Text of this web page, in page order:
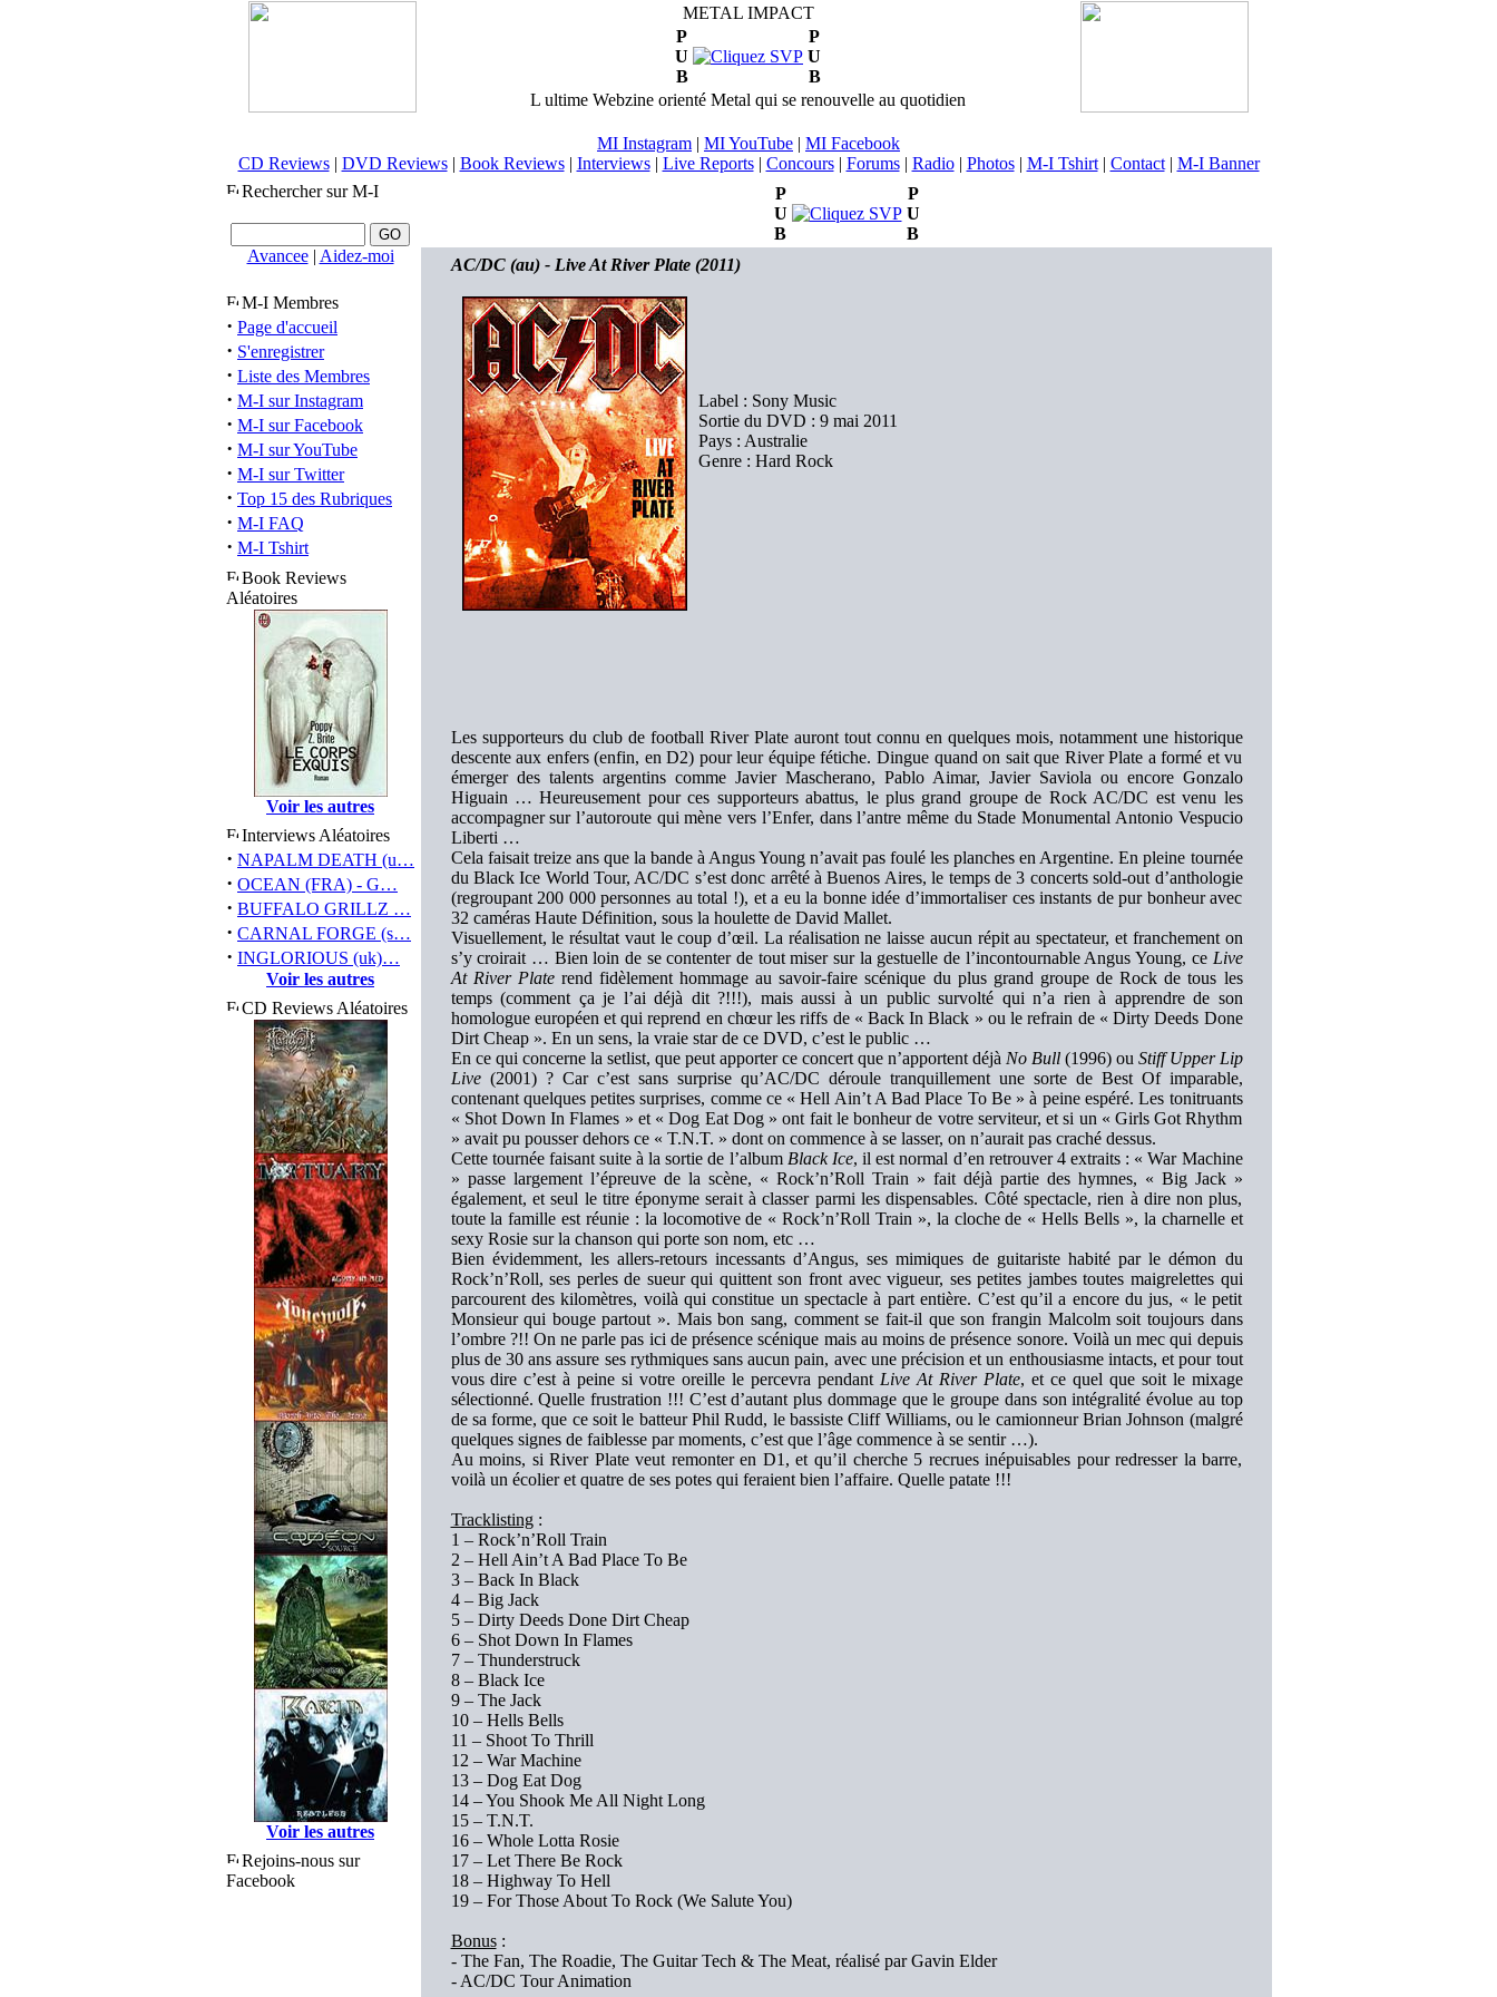
METAL IMPACT
P
U
B
P
U
B
L ultime Webzine orienté Metal qui se renouvelle au quotidien
MI Instagram | MI YouTube | MI Facebook
CD Reviews| DVD Reviews| Book Reviews| Interviews| Live Reports| Concours| Forums| Radio| Photos| M-I Tshirt| Contact| M-I Banner
Rechercher sur M-I
Avancee| Aidez-moi
M-I Membres
· Page d'accueil
· S'enregistrer
· Liste des Membres
· M-I sur Instagram
· M-I sur Facebook
· M-I sur YouTube
· M-I sur Twitter
· Top 15 des Rubriques
· M-I FAQ
· M-I Tshirt
Book Reviews
Aléatoires
Voir les autres
Interviews Aléatoires
· NAPALM DEATH (u…
· OCEAN (FRA) - G…
· BUFFALO GRILLZ …
· CARNAL FORGE (s…
· INGLORIOUS (uk)…
Voir les autres
CD Reviews Aléatoires
Voir les autres
Rejoins-nous sur
Facebook
P
U
B
P
U
B
AC/DC (au) - Live At River Plate (2011)
Label : Sony Music
Sortie du DVD : 9 mai 2011
Pays : Australie
Genre : Hard Rock
Les supporteurs du club de football River Plate auront tout connu en quelques mois, notamment une historique
descente aux enfers (enfin, en D2) pour leur équipe fétiche. Dingue quand on sait que River Plate a formé et vu
émerger des talents argentins comme Javier Mascherano, Pablo Aimar, Javier Saviola ou encore Gonzalo
Higuain … Heureusement pour ces supporteurs abattus, le plus grand groupe de Rock AC/DC est venu les
accompagner sur l’autoroute qui mène vers l’Enfer, dans l’antre même du Stade Monumental Antonio Vespucio
Liberti …
Cela faisait treize ans que la bande à Angus Young n’avait pas foulé les planches en Argentine. En pleine tournée
du Black Ice World Tour, AC/DC s’est donc arrêté à Buenos Aires, le temps de 3 concerts sold-out d’anthologie
(regroupant 200 000 personnes au total !), et a eu la bonne idée d’immortaliser ces instants de pur bonheur avec
32 caméras Haute Définition, sous la houlette de David Mallet.
Visuellement, le résultat vaut le coup d’œil. La réalisation ne laisse aucun répit au spectateur, et franchement on
s’y croirait … Bien loin de se contenter de tout miser sur la gestuelle de l’incontournable Angus Young, ce Live
At River Platerend fidèlement hommage au savoir-faire scénique du plus grand groupe de Rock de tous les
temps (comment ça je l’ai déjà dit ?!!!), mais aussi à un public survolté qui n’a rien à apprendre de son
homologue européen et qui reprend en chœur les riffs de « Back In Black » ou le refrain de « Dirty Deeds Done
Dirt Cheap ». En un sens, la vraie star de ce DVD, c’est le public …
En ce qui concerne la setlist, que peut apporter ce concert que n’apportent déjà No Bull(1996) ou Stiff Upper Lip
Live(2001) ? Car c’est sans surprise qu’AC/DC déroule tranquillement une sorte de Best Of imparable,
contenant quelques petites surprises, comme ce « Hell Ain’t A Bad Place To Be » à peine espéré. Les tonitruants
« Shot Down In Flames » et « Dog Eat Dog » ont fait le bonheur de votre serviteur, et si un « Girls Got Rhythm
» avait pu pousser dehors ce « T.N.T. » dont on commence à se lasser, on n’aurait pas craché dessus.
Cette tournée faisant suite à la sortie de l’album Black Ice, il est normal d’en retrouver 4 extraits : « War Machine
» passe largement l’épreuve de la scène, « Rock’n’Roll Train » fait déjà partie des hymnes, « Big Jack »
également, et seul le titre éponyme serait à classer parmi les dispensables. Côté spectacle, rien à dire non plus,
toute la famille est réunie : la locomotive de « Rock’n’Roll Train », la cloche de « Hells Bells », la charnelle et
sexy Rosie sur la chanson qui porte son nom, etc …
Bien évidemment, les allers-retours incessants d’Angus, ses mimiques de guitariste habité par le démon du
Rock’n’Roll, ses perles de sueur qui quittent son front avec vigueur, ses petites jambes toutes maigrelettes qui
parcourent des kilomètres, voilà qui constitue un spectacle à part entière. C’est qu’il a encore du jus, « le petit
Monsieur qui bouge partout ». Mais bon sang, comment se fait-il que son frangin Malcolm soit toujours dans
l’ombre ?!! On ne parle pas ici de présence scénique mais au moins de présence sonore. Voilà un mec qui depuis
plus de 30 ans assure ses rythmiques sans aucun pain, avec une précision et un enthousiasme intacts, et pour tout
vous dire c’est à peine si votre oreille le percevra pendant Live At River Plate, et ce quel que soit le mixage
sélectionné. Quelle frustration !!! C’est d’autant plus dommage que le groupe dans son intégralité évolue au top
de sa forme, que ce soit le batteur Phil Rudd, le bassiste Cliff Williams, ou le camionneur Brian Johnson (malgré
quelques signes de faiblesse par moments, c’est que l’âge commence à se sentir …).
Au moins, si River Plate veut remonter en D1, et qu’il cherche 5 recrues inépuisables pour redresser la barre,
voilà un écolier et quatre de ses potes qui feraient bien l’affaire. Quelle patate !!!
Tracklisting:
1 – Rock’n’Roll Train
2 – Hell Ain’t A Bad Place To Be
3 – Back In Black
4 – Big Jack
5 – Dirty Deeds Done Dirt Cheap
6 – Shot Down In Flames
7 – Thunderstruck
8 – Black Ice
9 – The Jack
10 – Hells Bells
11 – Shoot To Thrill
12 – War Machine
13 – Dog Eat Dog
14 – You Shook Me All Night Long
15 – T.N.T.
16 – Whole Lotta Rosie
17 – Let There Be Rock
18 – Highway To Hell
19 – For Those About To Rock (We Salute You)
Bonus:
- The Fan, The Roadie, The Guitar Tech & The Meat, réalisé par Gavin Elder
- AC/DC Tour Animation